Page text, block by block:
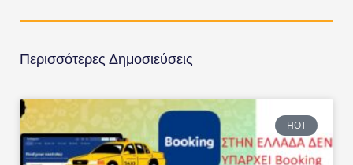
Περισσότερες Δημοσιεύσεις
HOT